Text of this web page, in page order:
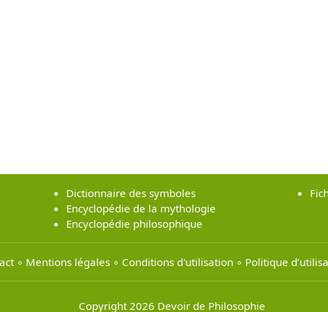
Dictionnaire des symboles
Encyclopédie de la mythologie
Encyclopédie philosophique
∘ Mentions légales∘ Conditions d'utilisation∘ Politique
Copyright 2026 Devoir de Philosophie